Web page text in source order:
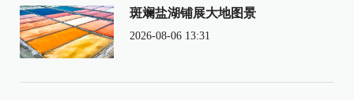
斑斓盐湖铺展大地图景
2026-08-06 13:31